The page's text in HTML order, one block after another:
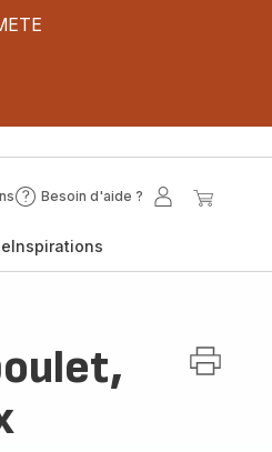
Besoin d'aide ?
Besoin
?
Mon
Inspirations